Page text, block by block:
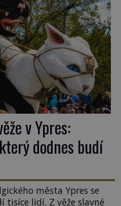
v Ypres:
dodnes budí
města Ypres se
tisíce lidí. Z věže slavné